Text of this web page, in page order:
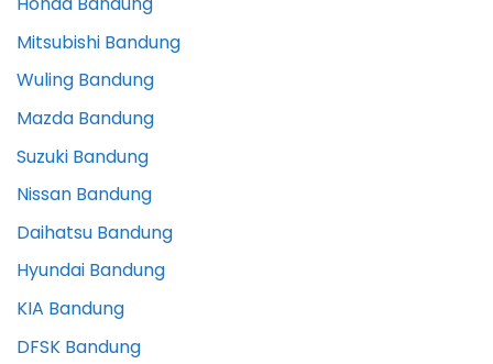
Mitsubishi Bandung
Wuling Bandung
Mazda Bandung
Suzuki Bandung
Nissan Bandung
Daihatsu Bandung
Hyundai Bandung
KIA Bandung
DFSK Bandung